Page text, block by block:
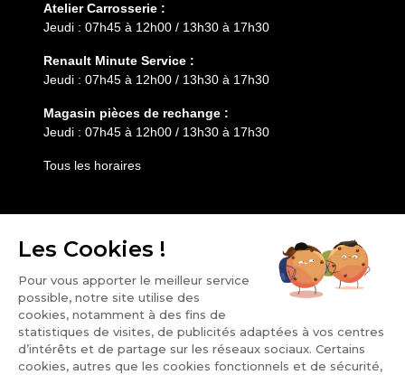
Atelier Carrosserie :
Jeudi : 07h45 à 12h00 / 13h30 à 17h30
Renault Minute Service :
Jeudi : 07h45 à 12h00 / 13h30 à 17h30
Magasin pièces de rechange :
Jeudi : 07h45 à 12h00 / 13h30 à 17h30
Tous les horaires
Entretien
Services
HESS AUTOMOBILE
Notre groupe
Nos points de vente
Carrière